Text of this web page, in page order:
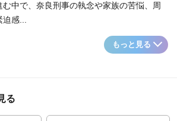
中で、奈良刑事の執念や家族の苦悩、周
感...
もっと見る
る